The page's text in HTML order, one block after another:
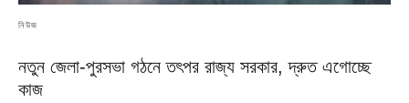
নিউজ
নতুন জেলা-পুরসভা গঠনে তৎপর রাজ্য সরকার, দ্রুত এগোচ্ছে
কাজ